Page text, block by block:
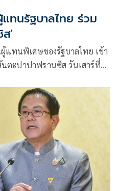
ทนรัฐบาลไทย ร่วม
ส'
แทนพิเศษของรัฐบาลไทย เข้า
ตะปาปาฟรานซิส วันเสาร์ที่